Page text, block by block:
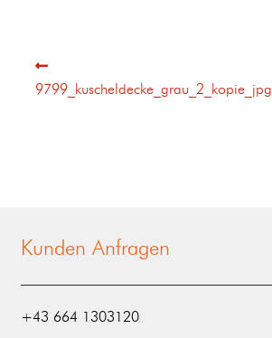
9799_kuscheldecke_grau_2_kopie_jpg
Kunden Anfragen
‭+43 664 1303120‬